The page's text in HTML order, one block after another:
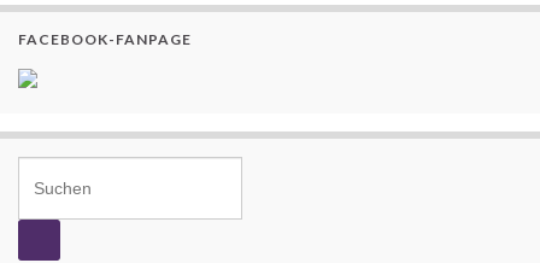
FACEBOOK-FANPAGE